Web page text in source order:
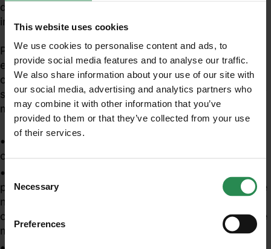
This website uses cookies
We use cookies to personalise content and ads, to
provide social media features and to analyse our traffic.
We also share information about your use of our site with
our social media, advertising and analytics partners who
may combine it with other information that you’ve
provided to them or that they’ve collected from your use
of their services.
Consent
Selection
Necessary
Preferences
di merci pericolose poco pericolose o rischio di
inquinamento.
Più nello specifico l’art. 4 del DM 7 agosto 2023
esplicita i casi di esenzione dall’obbligo di nomina del
consulente ADR per imprese che effettuano
spedizione, trasporto, imballaggio, carico, scarico, di
merci confezionate in colli chiarendo:
operatore per arco temporale predefinito;
parg 1.1.3.6.3 (qualora le merci pericolose trasportate
nell'unità di trasporto appartengano alla stessa
categoria, nella colonna 3 è indicata la quantità totale
massima consentita per unità di trasporto);
Unisciti al mondo MadeHSE
obblighi, modifiche, prescrizioni in ambito tecnico